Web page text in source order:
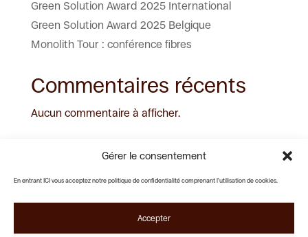
Gérer le consentement
En entrant ICI vous acceptez notre politique de confidentialité comprenant l'utilisation de cookies.
Accepter
Green Solution Award 2025 International
Green Solution Award 2025 Belgique
Monolith Tour : conférence fibres
Commentaires récents
Aucun commentaire à afficher.
Rue Pierre Decoster 25
Lundi - Vendredi :
Samedi - Dimanche :